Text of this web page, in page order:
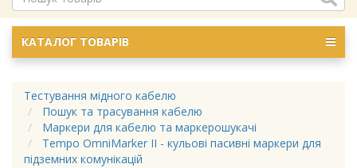
КАТАЛОГ ТОВАРІВ
Тестування мідного кабелю
Пошук та трасування кабелю
Маркери для кабелю та маркерошукачі
Tempo OmniMarker II - кульові пасивні маркери для
підземних комунікацій